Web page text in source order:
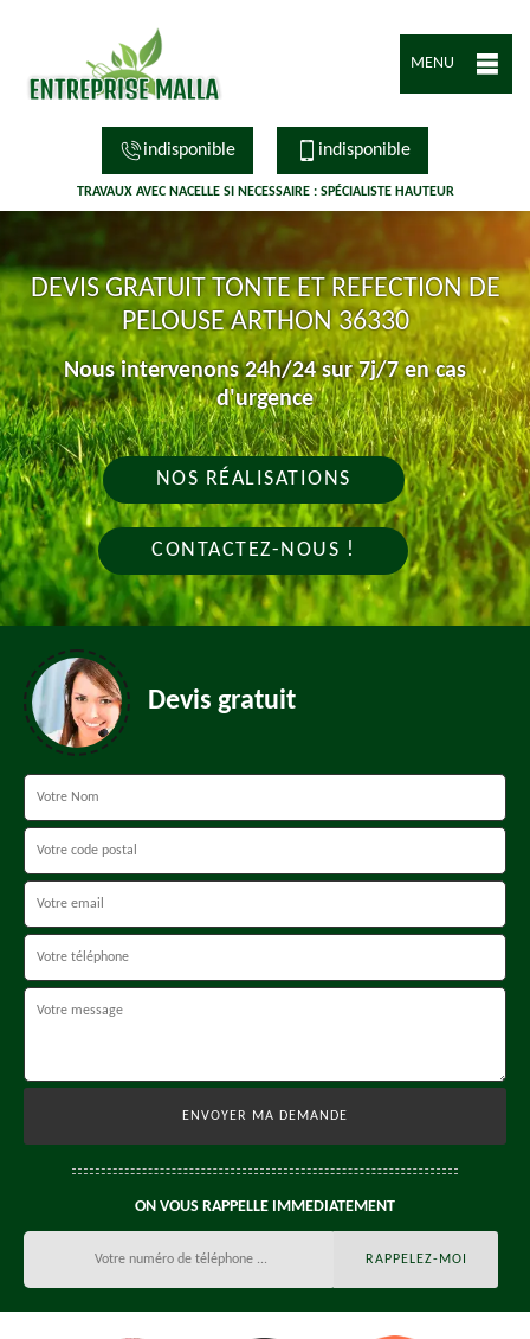
MENU
indisponible indisponible
TRAVAUX AVEC NACELLE SI NECESSAIRE : SPÉCIALISTE HAUTEUR
DEVIS GRATUIT TONTE ET REFECTION DE
PELOUSE ARTHON 36330
Nous intervenons 24h/24 sur 7j/7 en cas
d'urgence
NOS RÉALISATIONS
CONTACTEZ-NOUS !
Devis gratuit
ON VOUS RAPPELLE IMMEDIATEMENT